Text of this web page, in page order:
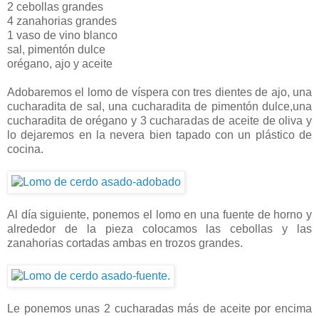
2 cebollas grandes
4 zanahorias grandes
1 vaso de vino blanco
sal, pimentón dulce
orégano, ajo y aceite
Adobaremos el lomo de víspera con tres dientes de ajo, una
cucharadita de sal, una cucharadita de pimentón dulce,una
cucharadita de orégano y 3 cucharadas de aceite de oliva y
lo dejaremos en la nevera bien tapado con un plástico de
cocina.
Al día siguiente, ponemos el lomo en una fuente de horno y
alrededor de la pieza colocamos las cebollas y las
zanahorias cortadas ambas en trozos grandes.
Le ponemos unas 2 cucharadas más de aceite por encima